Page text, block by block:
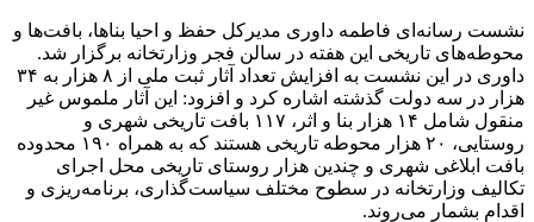
نشست رسانه‌ای فاطمه داوری مدیرکل حفظ و احیا بناها، بافت‌ها و
محوطه‌های تاریخی این هفته در سالن فجر وزارتخانه برگزار شد.
داوری در این نشست به افزایش تعداد آثار ثبت ملی از ۸ هزار به ۳۴
هزار در سه دولت گذشته اشاره کرد و افزود: این آثار ملموس غیر
منقول شامل ۱۴ هزار بنا و اثر، ۱۱۷ بافت تاریخی شهری و
روستایی، ۲۰ هزار محوطه تاریخی هستند که به همراه ۱۹۰ محدوده
بافت ابلاغی شهری و چندین هزار روستای تاریخی محل اجرای
تکالیف وزارتخانه در سطوح مختلف سیاست‌گذاری، برنامه‌ریزی و
اقدام بشمار می‌روند.